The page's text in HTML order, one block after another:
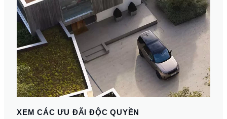
XEM CÁC ƯU ĐÃI ĐỘC QUYỀN